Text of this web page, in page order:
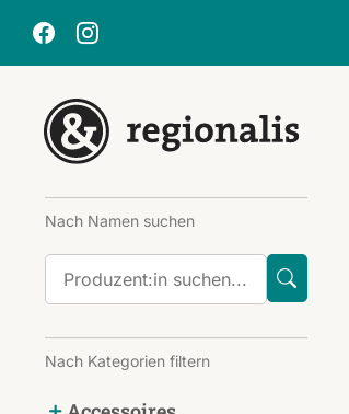
Nach Namen suchen
Nach Kategorien filtern